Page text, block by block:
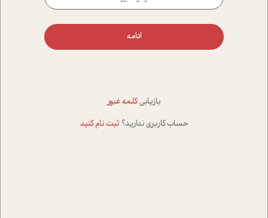
ادامه
بازیابی کلمه عبور
حساب کاربری ندارید؟ ثبت نام کنید